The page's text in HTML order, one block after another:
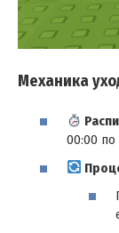
Механика
00:00 по